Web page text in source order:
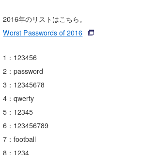
2016年のリストはこちら。
Worst Passwords of 2016
1：123456
2：password
3：12345678
4：qwerty
5：12345
6：123456789
7：football
8：1234
S.K
VAGY